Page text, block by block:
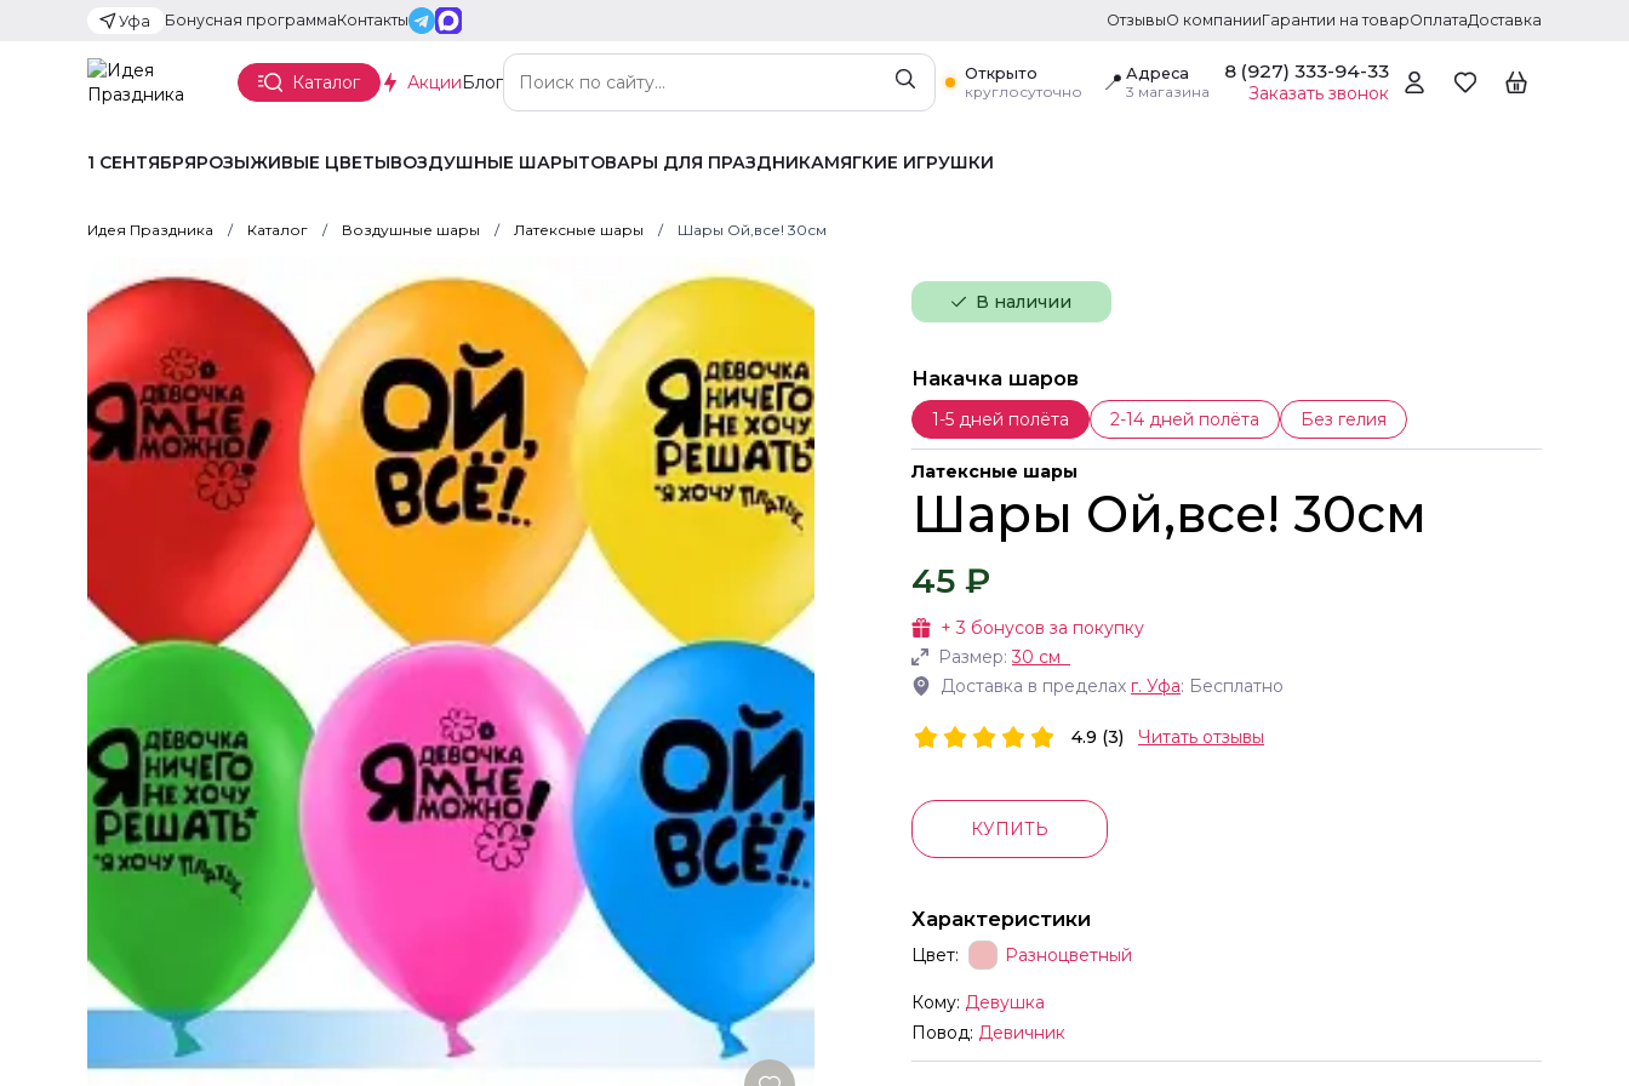
Уфа Бонусная программаКонтакты ОтзывыО компанииГарантии на товарОплатаДоставка
Каталог АкцииБлог
Открыто
круглосуточно
📍 Адреса
3 магазина
8 (927) 333-94-33
Заказать звонок
1 СЕНТЯБРЯРОЗЫЖИВЫЕ ЦВЕТЫВОЗДУШНЫЕ ШАРЫТОВАРЫ ДЛЯ ПРАЗДНИКАМЯГКИЕ ИГРУШКИ
Идея Праздника Каталог Воздушные шары Латексные шары Шары Ой,все! 30см
В наличии
Накачка шаров
1-5 дней полёта 2-14 дней полёта Без гелия
Латексные шары
Шары Ой,все! 30см
45 ₽
+3 бонусов за покупку
Размер:30 см
Доставка в пределах г. Уфа: Бесплатно
4.9 (3) Читать отзывы
КУПИТЬ
Характеристики
Цвет: Разноцветный
Кому: Девушка
Повод: Девичник